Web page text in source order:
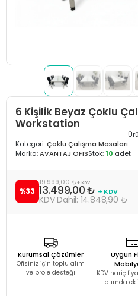
6 Kişilik Beyaz Çoklu
Workstation
Kategori:Çoklu Çalışma Masaları
Marka:AVANTAJ OFISStok: 10 adet
%33
19.999,00 ₺+ KDV
13.499,00 ₺ + KDV
14.848,90 ₺
Kurumsal Çözümler
Ofisiniz için toplu alım
ve proje desteği
Uygun
KDV hariç
alımda